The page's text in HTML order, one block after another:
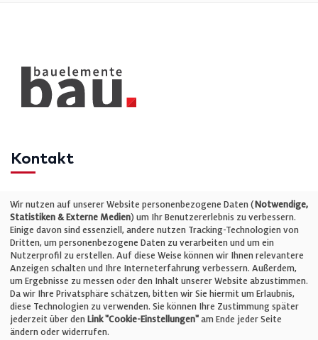
Kontakt
Telefon: +49 (0)711 2585563-0
E-Mail:info@bauelemente-bau.eu
Unternehmen
Impressum
Wir nutzen auf unserer Website personenbezogene Daten (Notwendige,
Statistiken & Externe Medien) um Ihr Benutzererlebnis zu verbessern.
Einige davon sind essenziell, andere nutzen Tracking-Technologien von
Dritten, um personenbezogene Daten zu verarbeiten und um ein
Nutzerprofil zu erstellen. Auf diese Weise können wir Ihnen relevantere
Anzeigen schalten und Ihre Interneterfahrung verbessern. Außerdem,
um Ergebnisse zu messen oder den Inhalt unserer Website abzustimmen.
Da wir Ihre Privatsphäre schätzen, bitten wir Sie hiermit um Erlaubnis,
diese Technologien zu verwenden. Sie können Ihre Zustimmung später
jederzeit über den Link "Cookie-Einstellungen" am Ende jeder Seite
ändern oder widerrufen.